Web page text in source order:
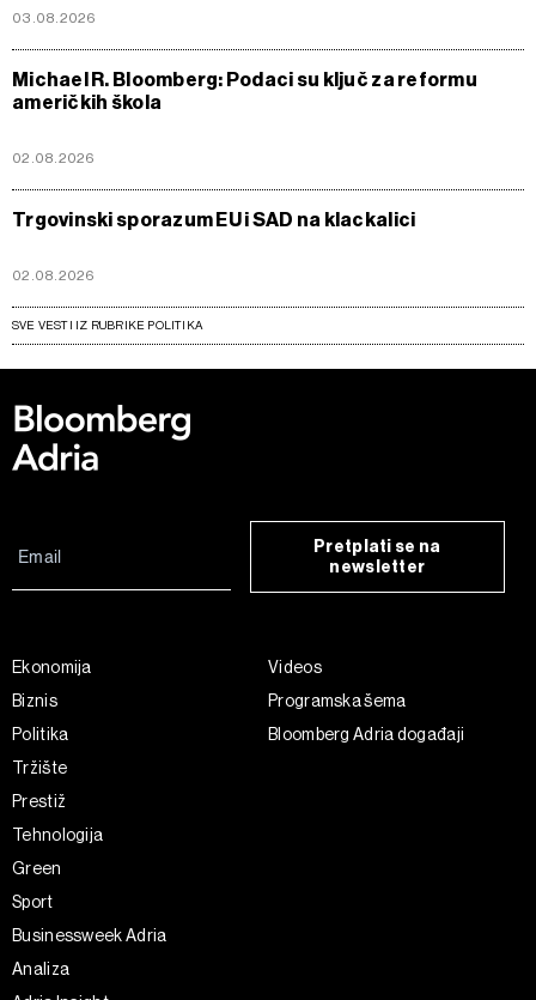
03.08.2026
Michael R. Bloomberg: Podaci su ključ za reformu
američkih škola
02.08.2026
Trgovinski sporazum EU i SAD na klackalici
02.08.2026
SVE VESTI IZ RUBRIKE POLITIKA
Pretplati se na
newsletter
Ekonomija
Biznis
Politika
Tržište
Prestiž
Tehnologija
Green
Sport
Businessweek Adria
Analiza
Videos
Programska šema
Bloomberg Adria događaji